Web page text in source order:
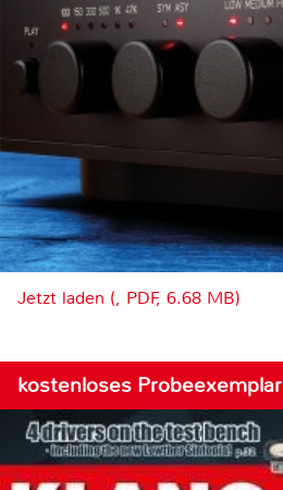
Jetzt laden (, PDF, 6.68 MB)
kostenloses Probeexemplar